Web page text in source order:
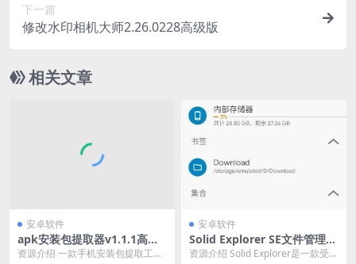
下一篇
修改水印相机大师2.26.0228高级版
相关文章
安卓软件
apk安装包提取器v1.1.1高级
版
资源介绍 一款手机安装包提取工
安卓软件
Solid Explorer SE文件管理器
v3.2.7高级版
资源介绍 Solid Explorer是一款受旧